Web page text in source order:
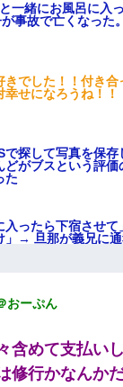
一緒にお風呂に入
事故で亡くなっ
きでした！！付き
幸せになろうね
で探して写真を保
どがブスという評
た
入ったら下宿させ
」→ 旦那が義兄に
たんだけど、実は資
と別れたって本当
と行為したんだけ
おーぷん
含めて支払い
修行かなんか